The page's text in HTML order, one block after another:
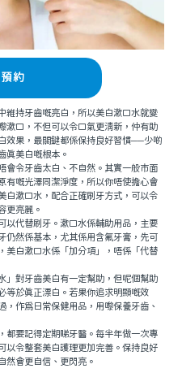
約
持牙齒嘅亮白，所以美白漱口水就變
漱口，不但可以令口氣更清新，仲有助
效果，最關鍵都係保持良好習慣──少啲
真美白嘅根本。
令牙齒太白、不自然。其實一般市面
有嘅光澤同潔淨度，所以你唔使擔心會
白漱口水，配合正確刷牙方式，可以令
更亮麗。
代替刷牙。漱口水係輔助用品，主要
然係基本，尤其係用含氟牙膏，先可
美白漱口水係「加分項」，唔係「代替
對牙齒美白有一定幫助，但呢個幫助
等於真正漂白。若果你追求明顯嘅效
，作為日常保健用品，用嚟保養牙齒、
要記得定期睇牙醫。每半年做一次專
以令整套美白護理更加完善。保持良好
然會更自信、更閃亮。